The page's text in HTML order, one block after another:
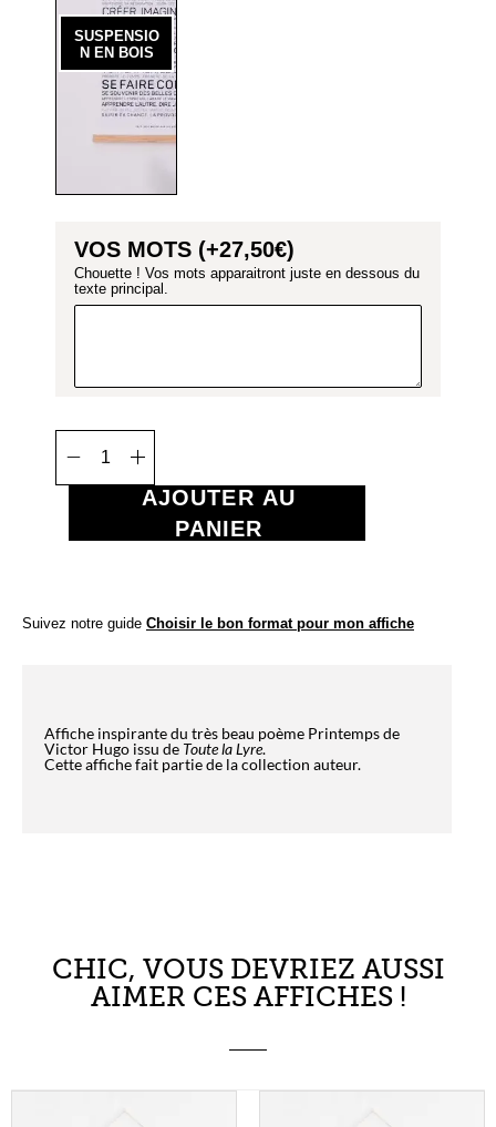
SUSPENSIO
N EN BOIS
VOS MOTS (+27,50€)
Chouette ! Vos mots apparaitront juste en dessous du
texte principal.
AJOUTER AU
PANIER
Suivez notre guide Choisir le bon format pour mon affiche
Affiche inspirante du très beau poème Printemps de
Victor Hugo issu de Toute la Lyre.
Cette affiche fait partie de la collection auteur.
CHIC, VOUS DEVRIEZ AUSSI
AIMER CES AFFICHES !